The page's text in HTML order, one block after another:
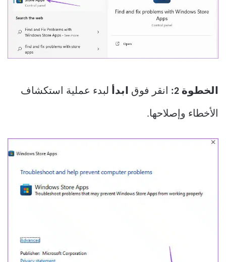
الخطوة 2: انقر فوق ابدأ لبدء عملية استكشاف
الأخطاء وإصلاحها.